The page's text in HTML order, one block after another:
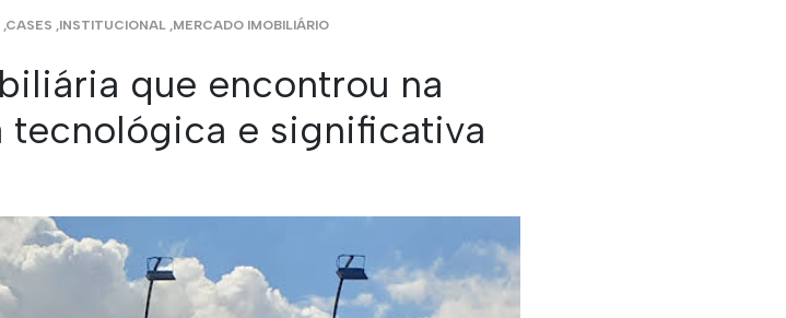
,CASES ,INSTITUCIONAL,MERCADO IMOBILIÁRIO
que encontrou na
tecnológica e significativa